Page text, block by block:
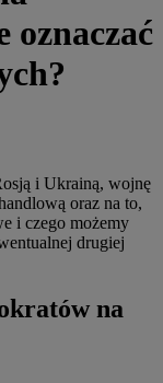
oznaczać
i Ukrainą, wojnę
oraz na to,
i czego możemy
drugiej
na